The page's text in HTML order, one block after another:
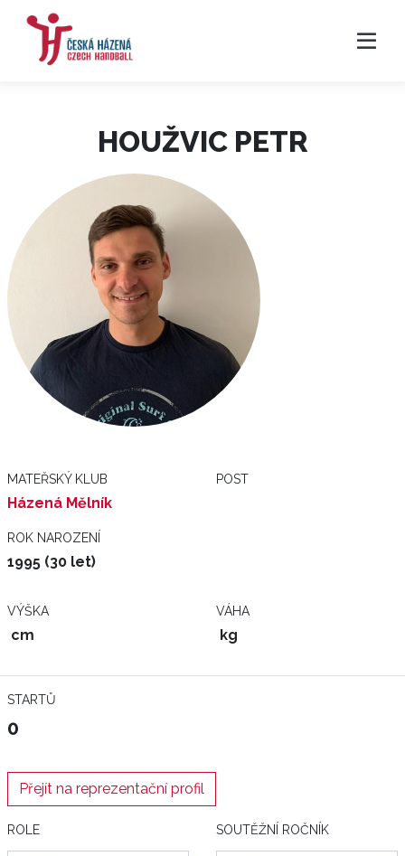
HOUŽVIC PETR
MATEŘSKÝ KLUB
Házená Mělník
POST
ROK NAROZENÍ
1995 (30 let)
VÝŠKA
cm
VÁHA
kg
STARTŮ
0
Přejít na reprezentační profil
ROLE SOUTĚŽNÍ ROČNÍK